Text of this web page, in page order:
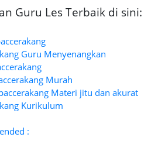
Guru Les Terbaik di sini:
Guru Menyenangkan
Murah
Materi jitu dan akurat
Kurikulum
: